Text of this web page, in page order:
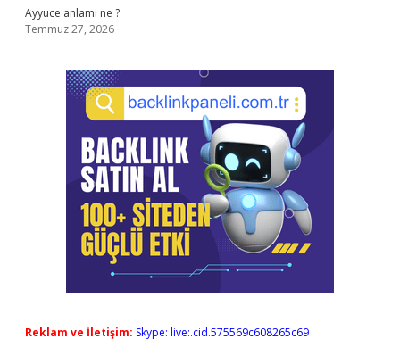
Ayyuce anlamı ne ?
Temmuz 27, 2026
Reklam ve İletişim: Skype: live:.cid.575569c608265c69